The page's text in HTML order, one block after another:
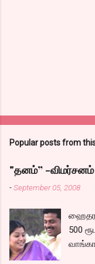
Popular posts from
"தனம்” -விமர்சனம்
-September 05, 2008
500